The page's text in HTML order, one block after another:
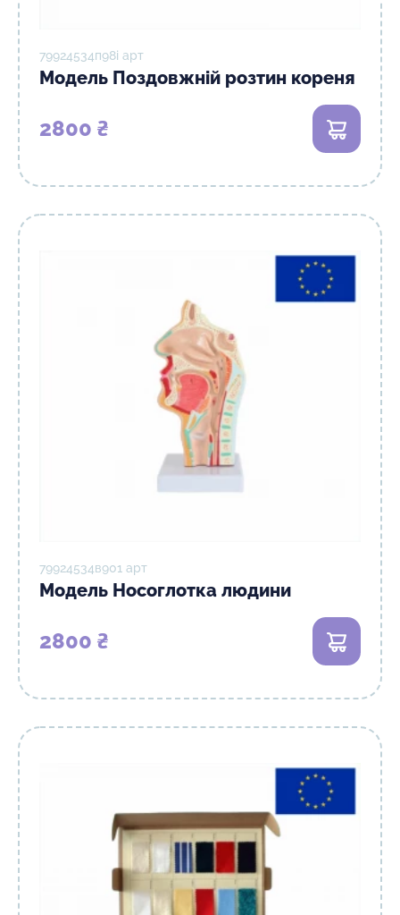
79924534п98і арт
Модель Поздовжній розтин кореня
2800 ₴
79924534в901 арт
Модель Носоглотка людини
2800 ₴